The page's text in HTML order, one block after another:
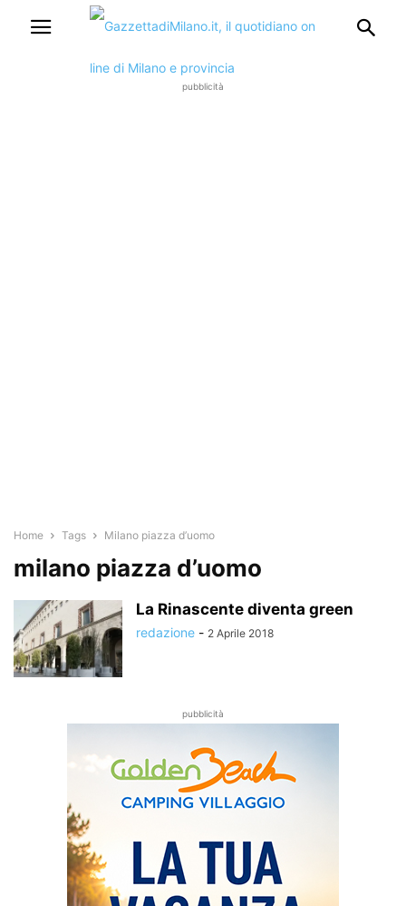
pubblicità
Home Tags Milano piazza d’uomo
milano piazza d’uomo
La Rinascente diventa green
redazione - 2 Aprile 2018
pubblicità